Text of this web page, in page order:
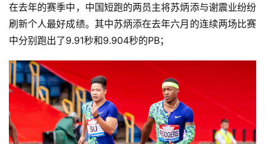
在去年的赛季中，中国短跑的两员主将苏炳添与谢震业纷纷
刷新个人最好成绩。其中苏炳添在去年六月的连续两场比赛
中分别跑出了9.91秒和9.904秒的PB；